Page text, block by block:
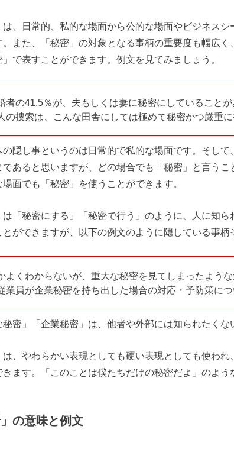
は、日常的、私的な場面から公的な場面やビジネス
。また、「秘密」の対象となる事柄の重要度も幅広
」で表すことができます。例文を見てみましょう。
者の41.5％が、夫もしくは妻に秘密にしていることが
の捜索は、こんな田舎にしては極めて秘密かつ厳重に
の隠し事というのは日常的で私的な場面です。そし
であると思いますが、どの場合でも「秘密」と言う
場面でも「秘密」を使うことができます。
は「秘密にする」「秘密で行う」のように、人に知
とができますが、以下の例文のように隠している事柄
よくわからないが、重大な秘密を見てしまったような
業員が企業秘密を持ち出した場合の対応・予防策につ
秘密」「企業秘密」は、他者や外部には知られたくな
は、やわらかい表現としても硬い表現としても使わ
きます。「このことは僕たちだけの秘密だよ」のよ
」の意味と例文